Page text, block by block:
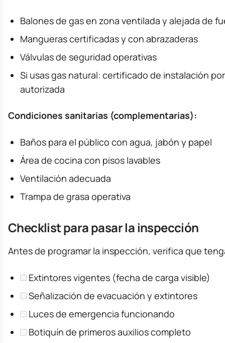
Balones de gas en zona ventilada y alejada de
Mangueras certificadas y con abrazaderas
Válvulas de seguridad operativas
Si usas gas natural: certificado de instalación
autorizada
Condiciones sanitarias (complementarias):
Baños para el público con agua, jabón y papel
Área de cocina con pisos lavables
Ventilación adecuada
Trampa de grasa operativa
Checklist para pasar la inspección
Antes de programar la inspección, verifica que
Extintores vigentes (fecha de carga visible)
Señalización de evacuación y extintores
Luces de emergencia funcionando
Botiquín de primeros auxilios completo